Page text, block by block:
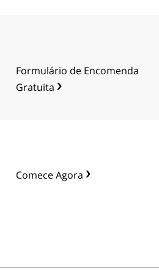
Ucraniano
Formulário de Encomenda
Gratuita
Comece Agora